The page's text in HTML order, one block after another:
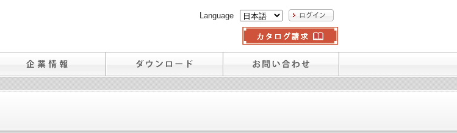
Language